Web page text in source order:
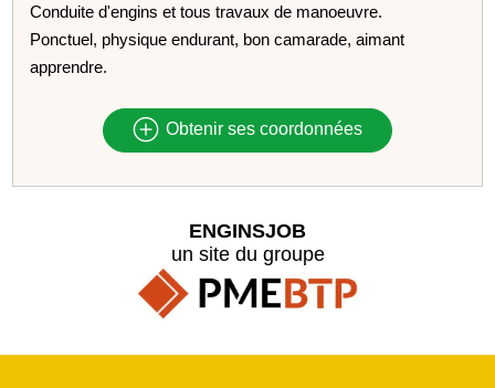
Conduite d'engins et tous travaux de manoeuvre.
Ponctuel, physique endurant, bon camarade, aimant
apprendre.
Obtenir ses coordonnées
ENGINSJOB
un site du groupe